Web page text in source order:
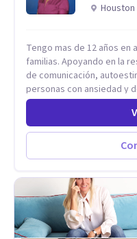
Houston
Tengo mas de 12 años en
familias. Apoyando en la
de comunicación,
personas con ansiedad y
conducta y
Estableciendo metas a
vida de cada uno tener su